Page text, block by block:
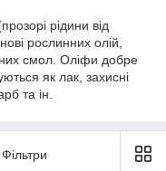
рідини від
рослинних олій,
смол. Оліфи добре
як лак, захисні
та ін.
Фільтри